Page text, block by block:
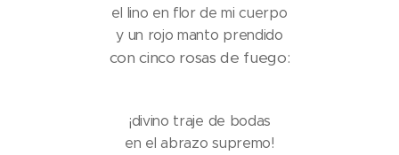
el lino en flor de mi cuerpo
y un rojo manto prendido
con cinco rosas de fuego:
¡divino traje de bodas
en el abrazo supremo!